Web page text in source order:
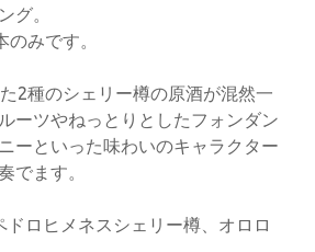
グ。
みです。
2種のシェリー樽の原酒が混然一
ーツやねっとりとしたフォンダン
ーといった味わいのキャラクター
でます。
ロヒメネスシェリー樽、オロロ